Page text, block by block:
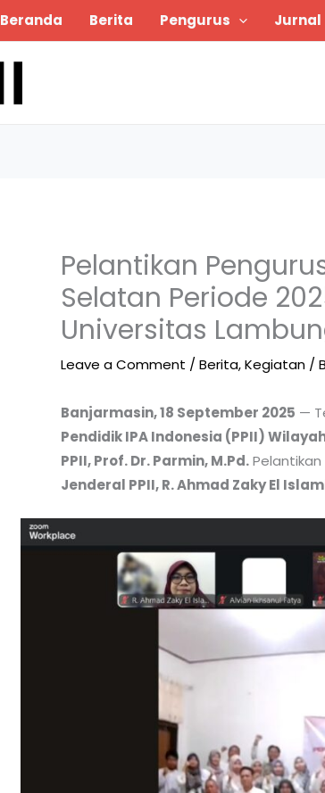
Beranda Berita Pengurus Jurnal
Pelantikan
Selatan Periode
Universitas
Leave a Comment /Berita,Kegiatan /
Banjarmasin, 18 September 2025 —
Pendidik IPA Indonesia (PPII)
PPII, Prof. Dr. Parmin, M.Pd.Pelantikan
Jenderal PPII, R. Ahmad Zaky El